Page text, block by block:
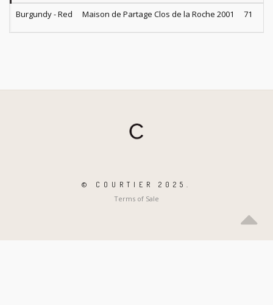
Burgundy - Red Maison de Partage Clos de la Roche 2001 71
© COURTIER 2025.
Terms of Sale